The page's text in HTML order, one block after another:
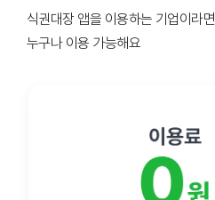
식권대장 앱을 이용하는 기업이라면
누구나 이용 가능해요